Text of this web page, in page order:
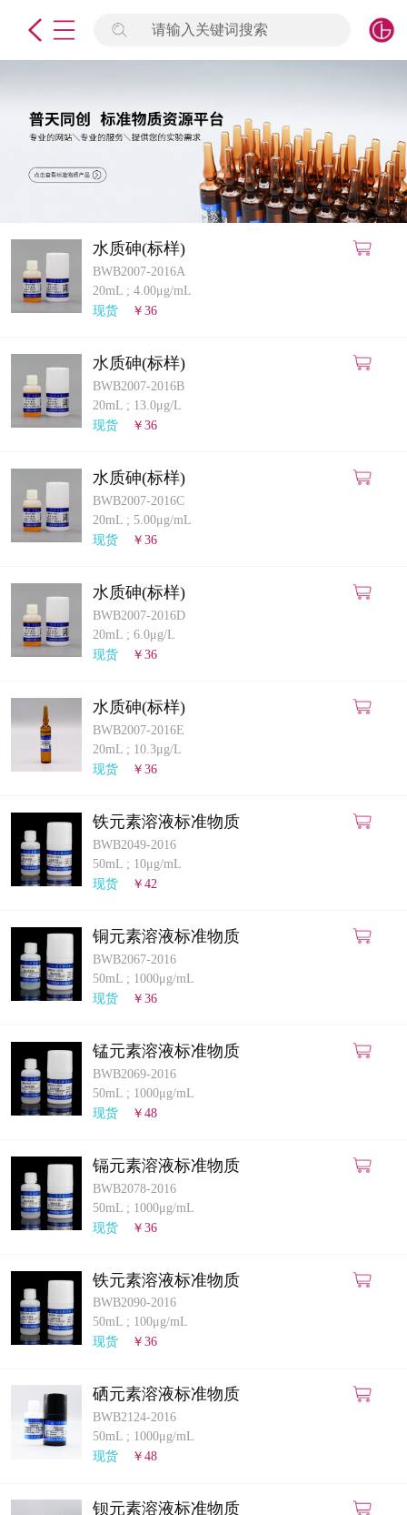
请输入关键词搜索
水质砷(标样)
BWB2007-2016A
20mL ; 4.00μg/mL
现货
￥36
水质砷(标样)
BWB2007-2016B
20mL ; 13.0μg/L
现货
￥36
水质砷(标样)
BWB2007-2016C
20mL ; 5.00μg/mL
现货
￥36
水质砷(标样)
BWB2007-2016D
20mL ; 6.0μg/L
现货
￥36
水质砷(标样)
BWB2007-2016E
20mL ; 10.3μg/L
现货
￥36
铁元素溶液标准物质
BWB2049-2016
50mL ; 10μg/mL
现货
￥42
铜元素溶液标准物质
BWB2067-2016
50mL ; 1000μg/mL
现货
￥36
锰元素溶液标准物质
BWB2069-2016
50mL ; 1000μg/mL
现货
￥48
镉元素溶液标准物质
BWB2078-2016
50mL ; 1000μg/mL
现货
￥36
铁元素溶液标准物质
BWB2090-2016
50mL ; 100μg/mL
现货
￥36
硒元素溶液标准物质
BWB2124-2016
50mL ; 1000μg/mL
现货
￥48
钡元素溶液标准物质
签到
标准物质
产品专项
微生物检测/质控品
定制标物
定制仪器
计量课堂
知识交流
公司主页
购物车
会员中心
联系我们
返回主页